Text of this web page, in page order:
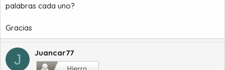
palabras cada uno?
Gracias
J Juancar77